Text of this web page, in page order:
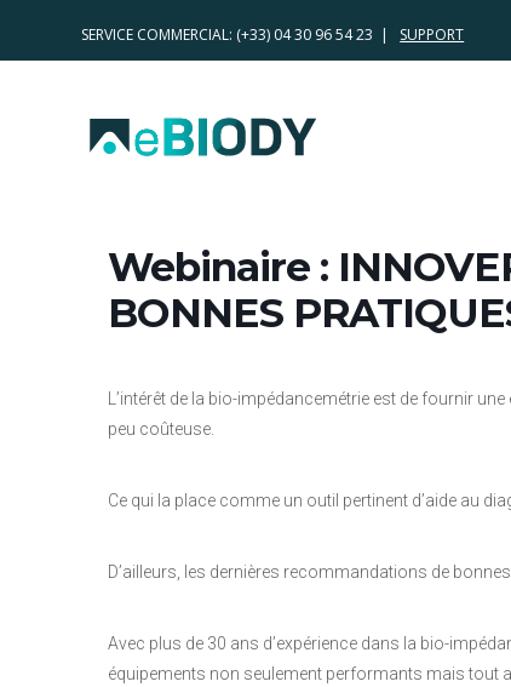
SERVICE COMMERCIAL: (+33) 04 30 96 54 23 | SUPPORT
Webinaire :
BONNES
L’intérêt de la bio-impédancemétrie est de fournir
peu coûteuse.
Ce qui la place comme un outil pertinent d’aide au
D’ailleurs, les dernières recommandations de
Avec plus de 30 ans d’expérience dans la bio-
équipements non seulement performants mais tout